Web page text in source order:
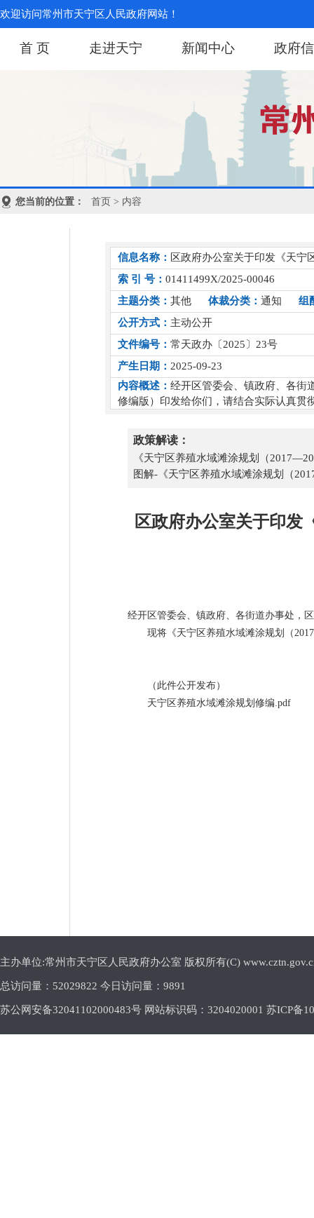
欢迎访问常州市天宁区人民政府网站！
首 页 走进天宁 新闻中心 政府
您当前的位置： 首页 > 内容
信息名称： 区政府办公室关于印发《天宁
索 引 号： 01411499X/2025-00046
主题分类： 其他 体裁分类： 通知
组
公开方式： 主动公开
文件编号： 常天政办〔2025〕23号
产生日期： 2025-09-23
内容概述： 经开区管委会、镇政府、各街
修编版）印发给你们，请结合实际认真贯
政策解读：
《天宁区养殖水域滩涂规划（
图解-《天宁区养殖水域滩涂规划（
区政府办公室关于印发
经开区管委会、镇政府、各街道办事处，
现将《天宁区养殖水域滩涂规划（
（此件公开发布）
天宁区养殖水域滩涂规划修编.pdf
主办单位:常州市天宁区人民政府办公室 版权所有(C)
总访问量： 52029822 今日访问量： 9891
苏公网安备32041102000483号 网站标识码：3204020001 苏ICP备